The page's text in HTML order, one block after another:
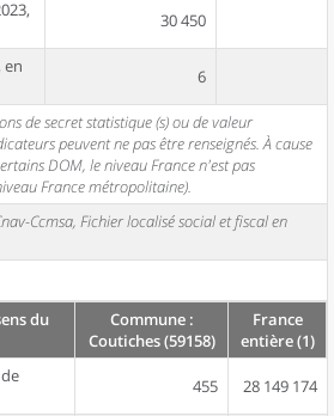
30 450
en
6
de secret statistique (s) ou de valeur
peuvent ne pas être renseignés. À cause
DOM, le niveau France n'est pas
France métropolitaine).
Ccmsa, Fichier localisé social et fiscal en
du
Commune :
Coutiches (59158)
France
entière (1)
455 28 149 174